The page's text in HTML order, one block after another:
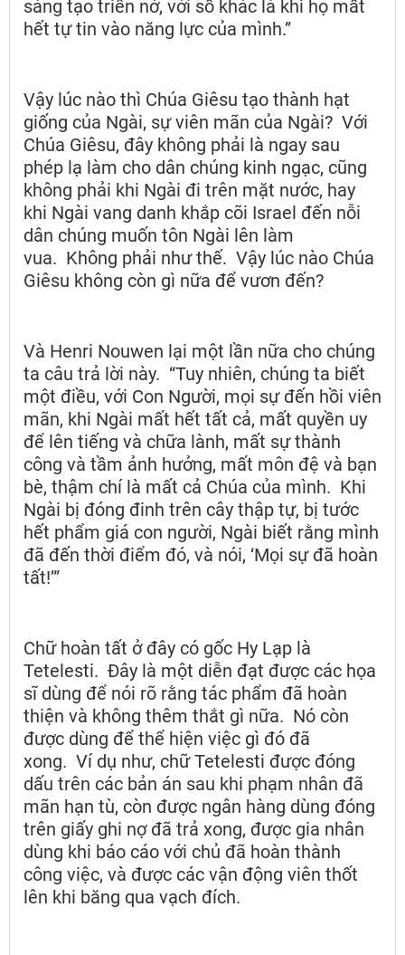
sáng tạo triển nở, với số khác là khi họ mất
hết tự tin vào năng lực của mình.”
Vậy lúc nào thì Chúa Giêsu tạo thành hạt
giống của Ngài, sự viên mãn của Ngài? Với
Chúa Giêsu, đây không phải là ngay sau
phép lạ làm cho dân chúng kinh ngạc, cũng
không phải khi Ngài đi trên mặt nước, hay
khi Ngài vang danh khắp cõi Israel đến nỗi
dân chúng muốn tôn Ngài lên làm
vua. Không phải như thế. Vậy lúc nào Chúa
Giêsu không còn gì nữa để vươn đến?
Và Henri Nouwen lại một lần nữa cho chúng
ta câu trả lời này. “Tuy nhiên, chúng ta biết
một điều, với Con Người, mọi sự đến hồi viên
mãn, khi Ngài mất hết tất cả, mất quyền uy
để lên tiếng và chữa lành, mất sự thành
công và tầm ảnh hưởng, mất môn đệ và bạn
bè, thậm chí là mất cả Chúa của mình. Khi
Ngài bị đóng đinh trên cây thập tự, bị tước
hết phẩm giá con người, Ngài biết rằng mình
đã đến thời điểm đó, và nói, ‘Mọi sự đã hoàn
tất!’”
Chữ hoàn tất ở đây có gốc Hy Lạp là
Tetelesti. Đây là một diễn đạt được các họa
sĩ dùng để nói rõ rằng tác phẩm đã hoàn
thiện và không thêm thắt gì nữa. Nó còn
được dùng để thể hiện việc gì đó đã
xong. Ví dụ như, chữ Tetelesti được đóng
dấu trên các bản án sau khi phạm nhân đã
mãn hạn tù, còn được ngân hàng dùng đóng
trên giấy ghi nợ đã trả xong, được gia nhân
dùng khi báo cáo với chủ đã hoàn thành
công việc, và được các vận động viên thốt
lên khi băng qua vạch đích.